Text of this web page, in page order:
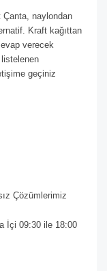
Çanta, naylondan
Kraft kağıttan
verecek
geçiniz
Çözümlerimiz
İçi 09:30 ile 18:00